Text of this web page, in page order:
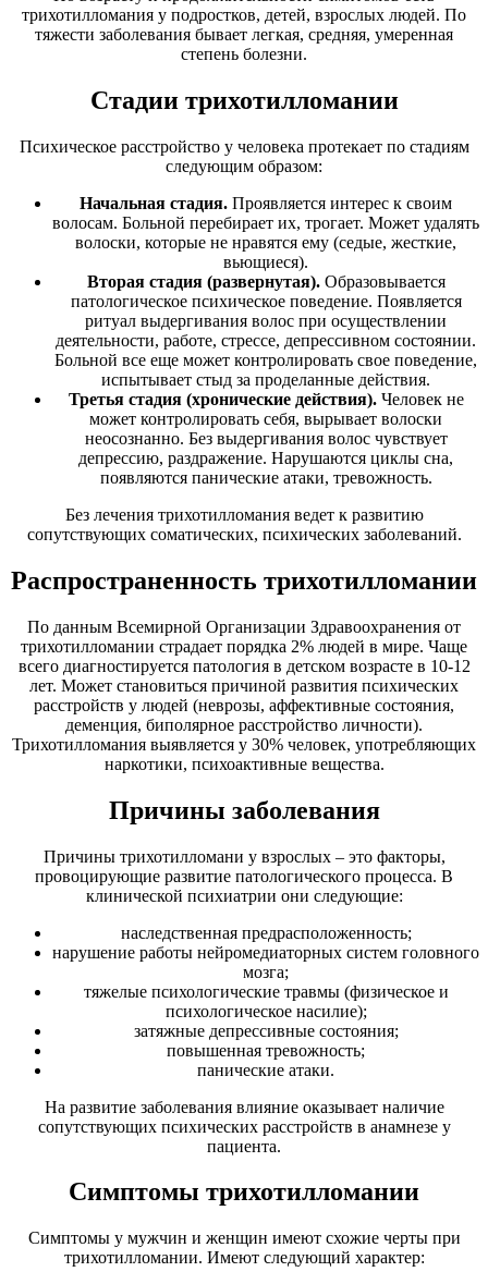
трихотилломания у подростков, детей, взрослых людей. По
тяжести заболевания бывает легкая, средняя, умеренная
степень болезни.
Стадии трихотилломании
Психическое расстройство у человека протекает по стадиям
следующим образом:
Начальная стадия. Проявляется интерес к своим
волосам. Больной перебирает их, трогает. Может удалять
волоски, которые не нравятся ему (седые, жесткие,
вьющиеся).
Вторая стадия (развернутая).Образовывается
патологическое психическое поведение. Появляется
ритуал выдергивания волос при осуществлении
деятельности, работе, стрессе, депрессивном состоянии.
Больной все еще может контролировать свое поведение,
испытывает стыд за проделанные действия.
Третья стадия (хронические действия).Человек не
может контролировать себя, вырывает волоски
неосознанно. Без выдергивания волос чувствует
депрессию, раздражение. Нарушаются циклы сна,
появляются панические атаки, тревожность.
Без лечения трихотилломания ведет к развитию
сопутствующих соматических, психических заболеваний.
Распространенность трихотилломании
По данным Всемирной Организации Здравоохранения от
трихотилломании страдает порядка 2% людей в мире. Чаще
всего диагностируется патология в детском возрасте в 10-12
лет. Может становиться причиной развития психических
расстройств у людей (неврозы, аффективные состояния,
деменция, биполярное расстройство личности).
Трихотилломания выявляется у 30% человек, употребляющих
наркотики, психоактивные вещества.
Причины заболевания
Причины трихотилломани у взрослых – это факторы,
провоцирующие развитие патологического процесса. В
клинической психиатрии они следующие:
наследственная предрасположенность;
нарушение работы нейромедиаторных систем головного
мозга;
тяжелые психологические травмы (физическое и
психологическое насилие);
затяжные депрессивные состояния;
повышенная тревожность;
панические атаки.
На развитие заболевания влияние оказывает наличие
сопутствующих психических расстройств в анамнезе у
пациента.
Симптомы трихотилломании
Симптомы у мужчин и женщин имеют схожие черты при
трихотилломании. Имеют следующий характер: